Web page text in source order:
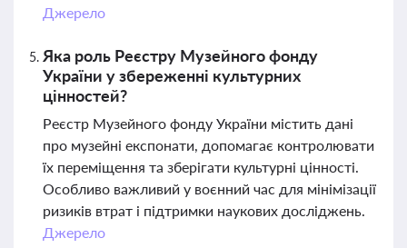
Джерело
Яка роль Реєстру Музейного фонду
України у збереженні культурних
цінностей?
Реєстр Музейного фонду України містить дані
про музейні експонати, допомагає контролювати
їх переміщення та зберігати культурні цінності.
Особливо важливий у воєнний час для мінімізації
ризиків втрат і підтримки наукових досліджень.
Джерело